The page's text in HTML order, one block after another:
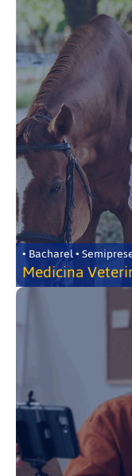
• Bacharel •
Medicina